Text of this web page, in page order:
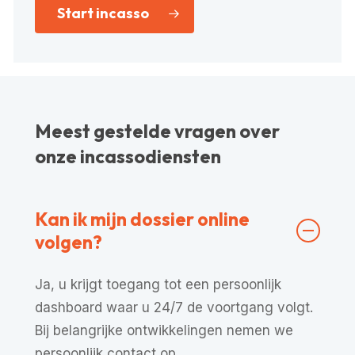
Start incasso
Meest gestelde vragen over
onze incassodiensten
Kan ik mijn dossier online
volgen?
Ja, u krijgt toegang tot een persoonlijk
dashboard waar u 24/7 de voortgang volgt.
Bij belangrijke ontwikkelingen nemen we